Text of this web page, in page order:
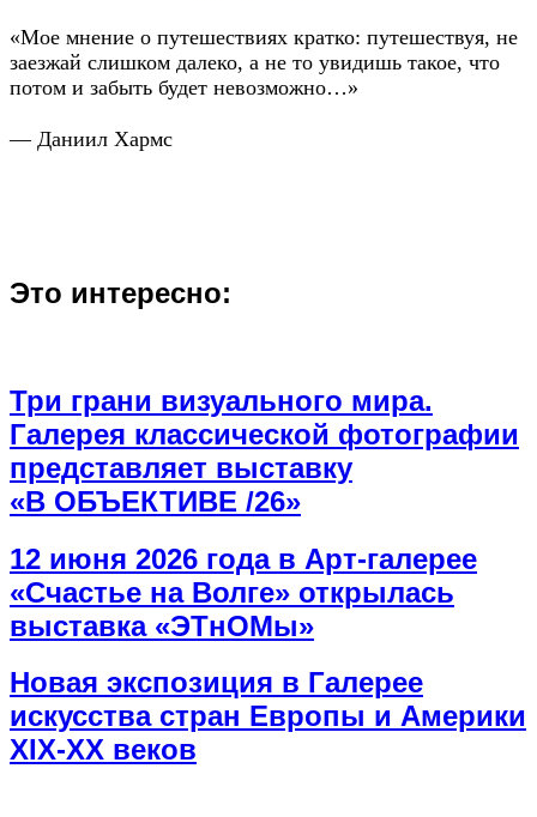
«Мое мнение о путешествиях кратко: путешествуя, не
заезжай слишком далеко, а не то увидишь такое, что
потом и забыть будет невозможно…»
— Даниил Хармс
Это интересно:
Три грани визуального мира.
Галерея классической фотографии
представляет выставку
«В ОБЪЕКТИВЕ /26»
12 июня 2026 года в Арт-галерее
«Счастье на Волге» открылась
выставка «ЭТнОМы»
Новая экспозиция в Галерее
искусства стран Европы и Америки
XIX-XX веков